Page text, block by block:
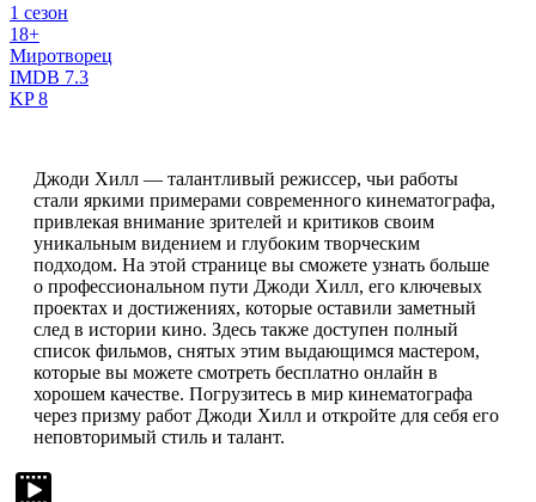
1 сезон
18+
Миротворец
IMDB 7.3
KP8
Джоди Хилл — талантливый режиссер, чьи работы
стали яркими примерами современного кинематографа,
привлекая внимание зрителей и критиков своим
уникальным видением и глубоким творческим
подходом. На этой странице вы сможете узнать больше
о профессиональном пути Джоди Хилл, его ключевых
проектах и достижениях, которые оставили заметный
след в истории кино. Здесь также доступен полный
список фильмов, снятых этим выдающимся мастером,
которые вы можете смотреть бесплатно онлайн в
хорошем качестве. Погрузитесь в мир кинематографа
через призму работ Джоди Хилл и откройте для себя его
неповторимый стиль и талант.